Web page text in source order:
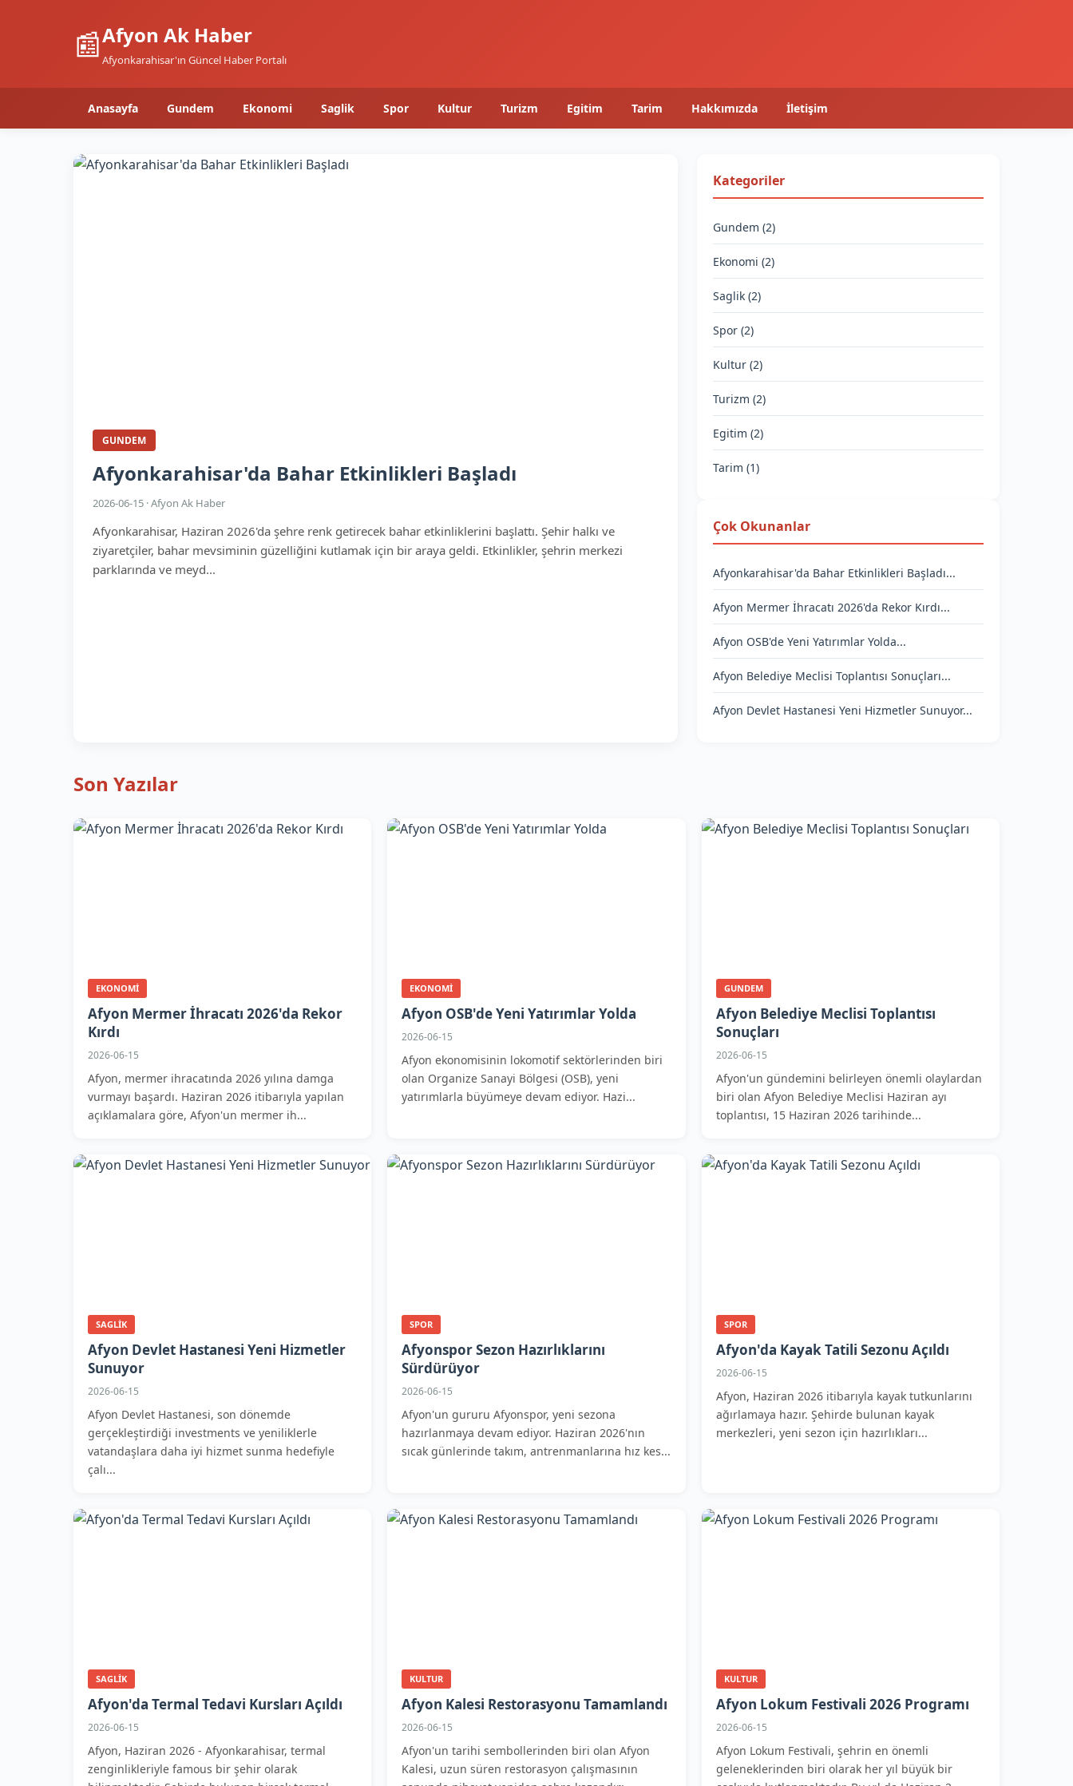
📰Afyon Ak Haber
Afyonkarahisar'ın Güncel Haber Portalı
Anasayfa Gundem Ekonomi Saglik Spor Kultur Turizm Egitim Tarim Hakkımızda İletişim
GUNDEM
Afyonkarahisar'da Bahar Etkinlikleri Başladı
2026-06-15 · Afyon Ak Haber
Afyonkarahisar, Haziran 2026'da şehre renk getirecek bahar etkinliklerini başlattı. Şehir halkı ve
ziyaretçiler, bahar mevsiminin güzelliğini kutlamak için bir araya geldi. Etkinlikler, şehrin merkezi
parklarında ve meyd...
Kategoriler
Gundem (2)
Ekonomi (2)
Saglik (2)
Spor (2)
Kultur (2)
Turizm (2)
Egitim (2)
Tarim (1)
Çok Okunanlar
Afyonkarahisar'da Bahar Etkinlikleri Başladı...
Afyon Mermer İhracatı 2026'da Rekor Kırdı...
Afyon OSB'de Yeni Yatırımlar Yolda...
Afyon Belediye Meclisi Toplantısı Sonuçları...
Afyon Devlet Hastanesi Yeni Hizmetler Sunuyor...
Son Yazılar
EKONOMI
Afyon Mermer İhracatı 2026'da Rekor
Kırdı
2026-06-15
Afyon, mermer ihracatında 2026 yılına damga
vurmayı başardı. Haziran 2026 itibarıyla yapılan
açıklamalara göre, Afyon'un mermer ih...
EKONOMI
Afyon OSB'de Yeni Yatırımlar Yolda
2026-06-15
Afyon ekonomisinin lokomotif sektörlerinden biri
olan Organize Sanayi Bölgesi (OSB), yeni
yatırımlarla büyümeye devam ediyor. Hazi...
GUNDEM
Afyon Belediye Meclisi Toplantısı
Sonuçları
2026-06-15
Afyon'un gündemini belirleyen önemli olaylardan
biri olan Afyon Belediye Meclisi Haziran ayı
toplantısı, 15 Haziran 2026 tarihinde...
SAGLIK
Afyon Devlet Hastanesi Yeni Hizmetler
Sunuyor
2026-06-15
Afyon Devlet Hastanesi, son dönemde
gerçekleştirdiği investments ve yeniliklerle
vatandaşlara daha iyi hizmet sunma hedefiyle
çalı...
SPOR
Afyonspor Sezon Hazırlıklarını
Sürdürüyor
2026-06-15
Afyon'un gururu Afyonspor, yeni sezona
hazırlanmaya devam ediyor. Haziran 2026'nın
sıcak günlerinde takım, antrenmanlarına hız kes...
SPOR
Afyon'da Kayak Tatili Sezonu Açıldı
2026-06-15
Afyon, Haziran 2026 itibarıyla kayak tutkunlarını
ağırlamaya hazır. Şehirde bulunan kayak
merkezleri, yeni sezon için hazırlıkları...
SAGLIK
Afyon'da Termal Tedavi Kursları Açıldı
2026-06-15
Afyon, Haziran 2026 - Afyonkarahisar, termal
zenginlikleriyle famous bir şehir olarak
KULTUR
Afyon Kalesi Restorasyonu Tamamlandı
2026-06-15
Afyon'un tarihi sembollerinden biri olan Afyon
Kalesi, uzun süren restorasyon çalışmasının
KULTUR
Afyon Lokum Festivali 2026 Programı
2026-06-15
Afyon Lokum Festivali, şehrin en önemli
geleneklerinden biri olarak her yıl büyük bir